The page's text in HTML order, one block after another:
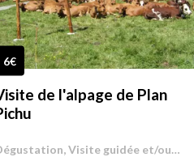
6€
de l'alpage de Plan
Visite guidée et/ou